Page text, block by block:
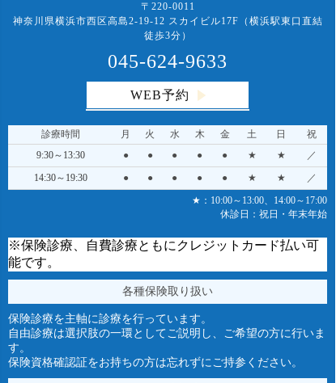
〒220-0011
神奈川県横浜市西区高島2-19-12 スカイビル17F（横浜駅東口直結
徒歩3分）
045-624-9633
WEB予約
診療時間 月 火 水 木 金 土 日
祝
9:30～13:30
● ● ● ● ● ★ ★
／
14:30～19:30
● ● ● ● ● ★ ★
／
★：10:00～13:00、14:00～17:00
休診日：祝日・年末年始
※保険診療、自費診療ともにクレジットカード払い可
能です。
各種保険取り扱い
保険診療を主軸に診療を行っています。
自由診療は選択肢の一環としてご説明し、ご希望の方に行いま
す。
保険資格確認証をお持ちの方は忘れずにご持参ください。